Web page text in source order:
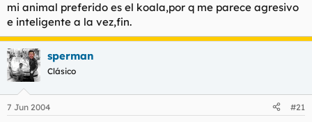
mi animal preferido es el koala,por q me parece agresivo
e inteligente a la vez,fin.
sperman
Clásico
7 Jun 2004 #21